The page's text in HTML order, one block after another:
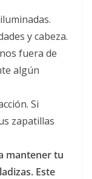
y cabeza.
fuera de
algún
Si
zapatillas
mantener tu
Este